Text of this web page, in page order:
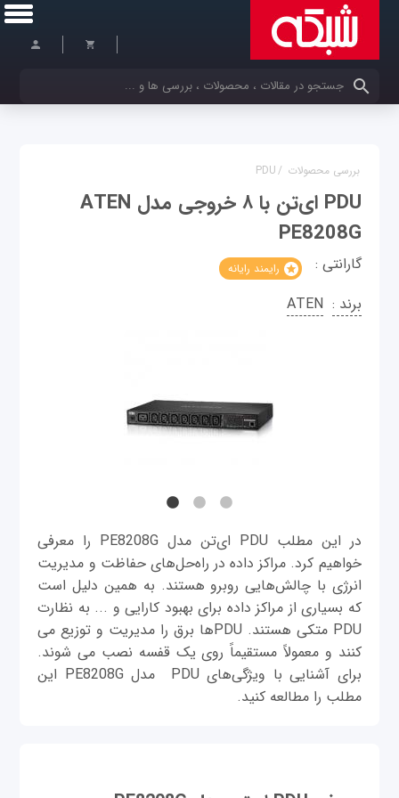
کلمات کلیدی خود را وارد کنید
بررسی محصولات /
PDU
PDU ای‌تن با ۸ خروجی مدل ATEN
PE8208G
گارانتی : رایمند رایانه
برند : ATEN
در این مطلب PDU ای‌تن مدل PE8208G را معرفی
خواهیم کرد. مراکز داده در راه‌حل‌های حفاظت و مدیریت
انرژی با چالش‌هایی روبرو هستند. به همین دلیل است
که بسیاری از مراکز داده برای بهبود کارایی و ... به نظارت
PDU متکی هستند. PDUها برق را مدیریت و توزیع می
کنند و معمولاً مستقیماً روی یک قفسه نصب می شوند.
برای آشنایی با ویژگی‌های PDU مدل PE8208G این
مطلب را مطالعه کنید.